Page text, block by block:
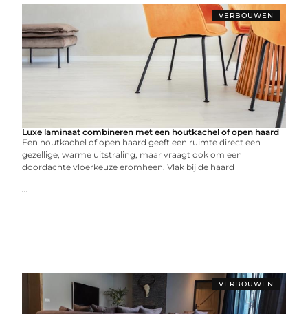
VERBOUWEN
Luxe laminaat combineren met een houtkachel of open haard
Een houtkachel of open haard geeft een ruimte direct een
gezellige, warme uitstraling, maar vraagt ook om een
doordachte vloerkeuze eromheen. Vlak bij de haard
...
VERBOUWEN